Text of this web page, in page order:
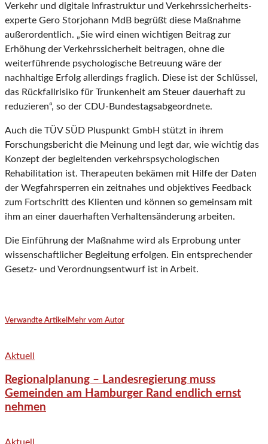
Verkehr und digitale Infrastruktur und Verkehrssicherheits-
experte Gero Storjohann MdB begrüßt diese Maßnahme
außerordentlich. „Sie wird einen wichtigen Beitrag zur
Erhöhung der Verkehrssicherheit beitragen, ohne die
weiterführende psychologische Betreuung wäre der
nachhaltige Erfolg allerdings fraglich. Diese ist der Schlüssel,
das Rückfallrisiko für Trunkenheit am Steuer dauerhaft zu
reduzieren“, so der CDU-Bundestagsabgeordnete.
Auch die TÜV SÜD Pluspunkt GmbH stützt in ihrem
Forschungsbericht die Meinung und legt dar, wie wichtig das
Konzept der begleitenden verkehrspsychologischen
Rehabilitation ist. Therapeuten bekämen mit Hilfe der Daten
der Wegfahrsperren ein zeitnahes und objektives Feedback
zum Fortschritt des Klienten und können so gemeinsam mit
ihm an einer dauerhaften Verhaltensänderung arbeiten.
Die Einführung der Maßnahme wird als Erprobung unter
wissenschaftlicher Begleitung erfolgen. Ein entsprechender
Gesetz- und Verordnungsentwurf ist in Arbeit.
Verwandte Artikel Mehr vom Autor
Aktuell
Regionalplanung – Landesregierung muss
Gemeinden am Hamburger Rand endlich ernst
nehmen